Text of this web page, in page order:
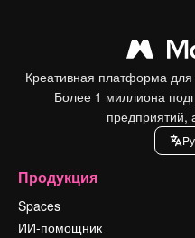
Креативная платформа
Более 1 миллиона
предприятий,
Продукция
Spaces
ИИ-помощник